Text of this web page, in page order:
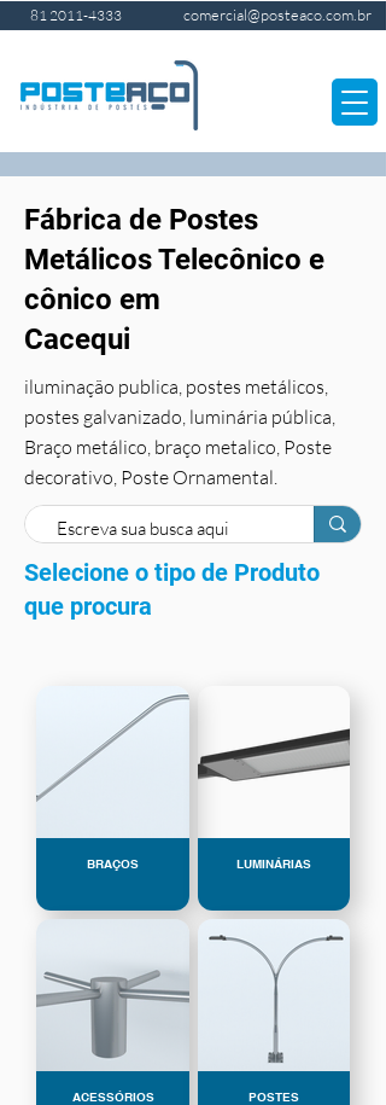
81 2011-4333 comercial@posteaco.com.br
Fábrica de Postes
Metálicos Telecônico e
cônico em
Cacequi
iluminação publica, postes metálicos,
postes galvanizado, luminária pública,
Braço metálico, braço metalico, Poste
decorativo, Poste Ornamental.
Selecione o tipo de Produto
que procura
BRAÇOS LUMINÁRIAS
ACESSÓRIOS POSTES